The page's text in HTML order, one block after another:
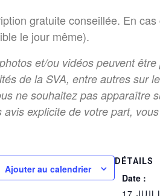
gratuite conseillée. En
le jour même).
et/ou vidéos peuvent
de la SVA, entre autres sur
ne souhaitez pas apparaître
avis explicite de votre part,
Ajouter au calendrier
DÉTAILS
Date :
17